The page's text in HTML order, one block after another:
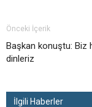
Önceki İçerik
Başkan konuştu: Biz
dinleriz
İlgili Haberler